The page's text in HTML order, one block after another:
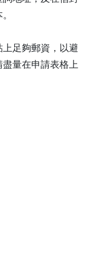
足夠郵資，以避
量在申請表格上